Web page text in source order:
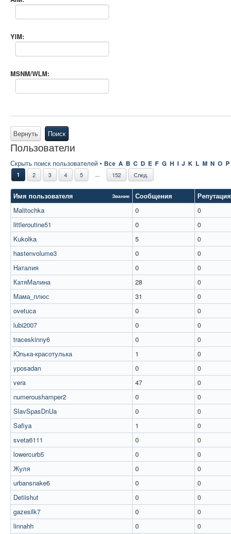
YIM:
MSNM/WLM:
Вернуть Поиск
Пользователи
Скрыть поиск пользователей • Все A B C D E F G H I J K L M N O P
1 2 3 4 5 ... 152 След.
Имя пользователя Звание Сообщения Репутация
Malitochka
0 0
littleroutine51
0 0
Kukolka
5 0
hastenvolume3
0 0
Наталия
0 0
КатяМалина
28 0
Мама_плюс
31 0
ovetuca
0 0
lubi2007
0 0
traceskinny6
0 0
Юлька-красотулька
1 0
yposadan
0 0
vera
47 0
numeroushamper2
0 0
SlavSpasDnUa
0 0
Safiya
1 0
sveta6111
0 0
lowercurb5
0 0
Жуля
0 0
urbansnake6
0 0
Detiishut
0 0
gazesilk7
0 0
linnahh
0 0